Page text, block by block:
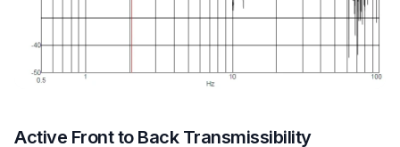
Active Front to Back Transmissibility